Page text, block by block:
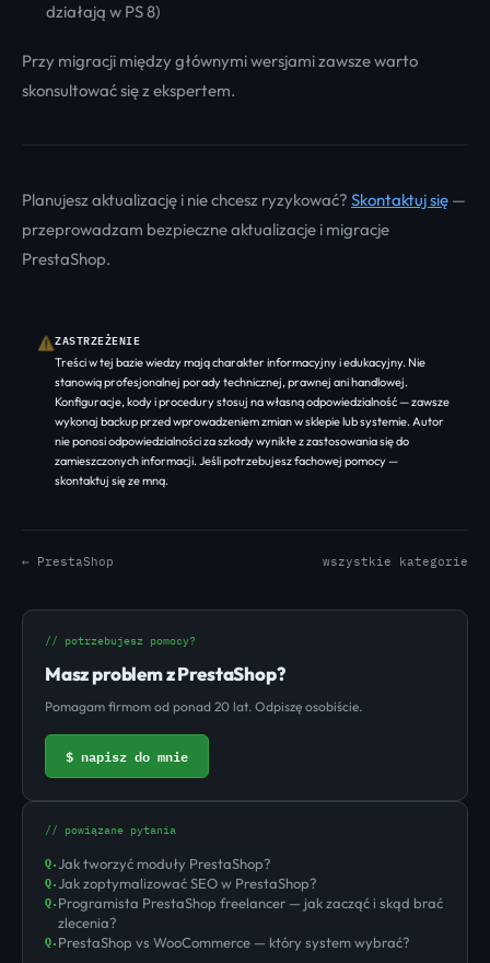
działają w PS 8)
Przy migracji między głównymi wersjami zawsze warto
skonsultować się z ekspertem.
Planujesz aktualizację i nie chcesz ryzykować? Skontaktuj się —
przeprowadzam bezpieczne aktualizacje i migracje
PrestaShop.
⚠ZASTRZEŻENIE
Treści w tej bazie wiedzy mają charakter informacyjny i edukacyjny. Nie
stanowią profesjonalnej porady technicznej, prawnej ani handlowej.
Konfiguracje, kody i procedury stosuj na własną odpowiedzialność — zawsze
wykonaj backup przed wprowadzeniem zmian w sklepie lub systemie. Autor
nie ponosi odpowiedzialności za szkody wynikłe z zastosowania się do
zamieszczonych informacji. Jeśli potrzebujesz fachowej pomocy —
skontaktuj się ze mną.
← PrestaShop wszystkie kategorie
// potrzebujesz pomocy?
Masz problem z PrestaShop?
Pomagam firmom od ponad 20 lat. Odpiszę osobiście.
$ napisz do mnie
// powiązane pytania
Q. Jak tworzyć moduły PrestaShop?
Q. Jak zoptymalizować SEO w PrestaShop?
Q. Programista PrestaShop freelancer — jak zacząć i skąd brać
zlecenia?
Q. PrestaShop vs WooCommerce — który system wybrać?